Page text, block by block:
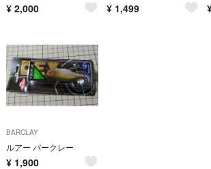
¥ 2,000 ¥ 1,499
BARCLAY
ルアー バークレー
¥ 1,900